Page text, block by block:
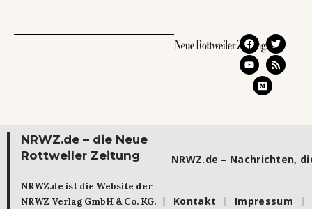
NRWZ.de – die Neue
Rottweiler Zeitung
NRWZ.de ist die Website der
NRWZ Verlag GmbH & Co. KG.
NRWZ.de – Nachrichten,
Kontakt Impressum